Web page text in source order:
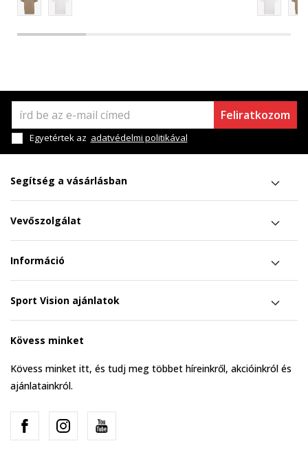
Feliratkozom
Egyetértek az adatvédelmi politikával
Segítség a vásárlásban
Vevőszolgálat
Információ
Sport Vision ajánlatok
Kövess minket
Kövess minket itt, és tudj meg többet híreinkről, akcióinkról és
ajánlatainkról.